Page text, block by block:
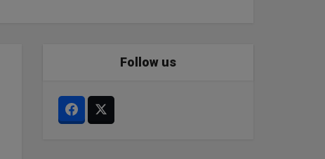
Follow us